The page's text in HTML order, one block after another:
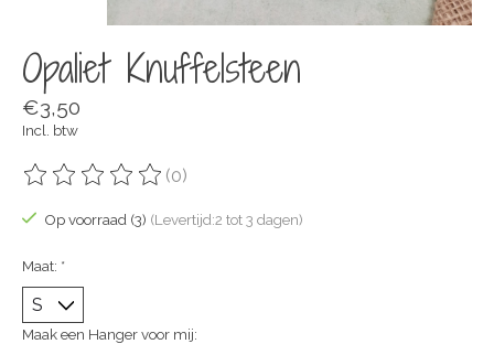
Opaliet Knuffelsteen
€3,50
Incl. btw
De beoordeling van dit product is
(0)
Op voorraad (3) (Levertijd:2 tot 3 dagen)
Maat: *
Maak een Hanger voor mij: